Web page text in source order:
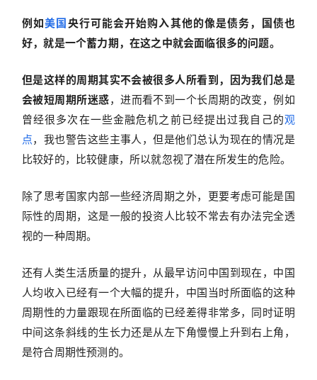
例如美国央行可能会开始购入其他的像是债务，国债也
好，就是一个蓄力期，在这之中就会面临很多的问题。
但是这样的周期其实不会被很多人所看到，因为我们总是
会被短周期所迷惑，进而看不到一个长周期的改变，例如
曾经很多次在一些金融危机之前已经提出过我自己的观
点，我也警告这些主事人，但是他们总认为现在的情况是
比较好的，比较健康，所以就忽视了潜在所发生的危险。
除了思考国家内部一些经济周期之外，更要考虑可能是国
际性的周期，这是一般的投资人比较不常去有办法完全透
视的一种周期。
还有人类生活质量的提升，从最早访问中国到现在，中国
人均收入已经有一个大幅的提升，中国当时所面临的这种
周期性的力量跟现在所面临的已经差得非常多，同时证明
中间这条斜线的生长力还是从左下角慢慢上升到右上角，
是符合周期性预测的。